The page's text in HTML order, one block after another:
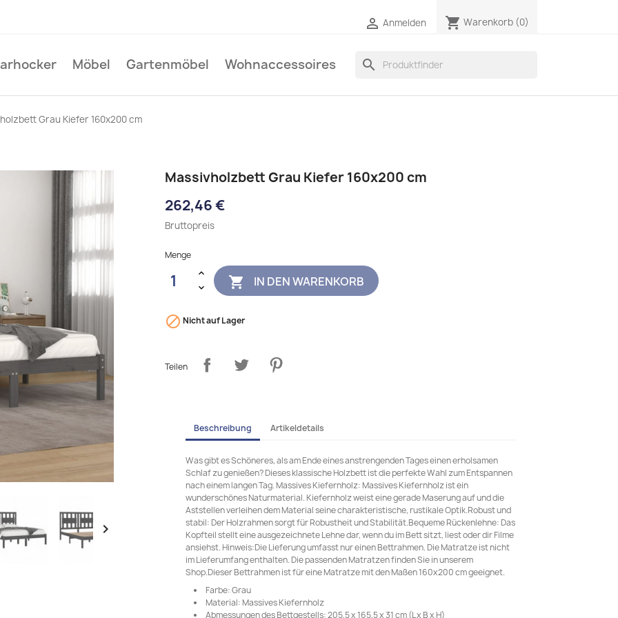
 Anmelden shopping_cart Warenkorb (0)
Möbel Gartenmöbel Wohnaccessoires search
Grau Kiefer 160x200 cm

Massivholzbett Grau Kiefer 160x200 cm
262,46 €
Bruttopreis
Menge
 IN DEN WARENKORB
 Nicht auf Lager
Teilen
Beschreibung Artikeldetails
Was gibt es Schöneres, als am Ende eines anstrengenden Tages einen erholsamen
Schlaf zu genießen? Dieses klassische Holzbett ist die perfekte Wahl zum Entspannen
nach einem langen Tag. Massives Kiefernholz: Massives Kiefernholz ist ein
wunderschönes Naturmaterial. Kiefernholz weist eine gerade Maserung auf und die
Aststellen verleihen dem Material seine charakteristische, rustikale Optik.Robust und
stabil: Der Holzrahmen sorgt für Robustheit und Stabilität.Bequeme Rückenlehne: Das
Kopfteil stellt eine ausgezeichnete Lehne dar, wenn du im Bett sitzt, liest oder dir Filme
ansiehst. Hinweis:Die Lieferung umfasst nur einen Bettrahmen. Die Matratze ist nicht
im Lieferumfang enthalten. Die passenden Matratzen finden Sie in unserem
Shop.Dieser Bettrahmen ist für eine Matratze mit den Maßen 160x200 cm geeignet.
Farbe: Grau
Material: Massives Kiefernholz
Abmessungen des Bettgestells: 205,5 x 165,5 x 31 cm (L x B x H)